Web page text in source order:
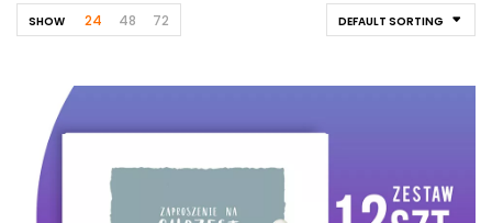
DEFAULT SORTING
SHOW 24 48 72